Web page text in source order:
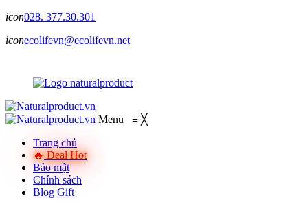
icon028. 377.30.301
iconecolifevn@ecolifevn.net
Menu ≡ ╳
Trang chủ
Deal Hot
Bảo mật
Chính sách
Blog Gift